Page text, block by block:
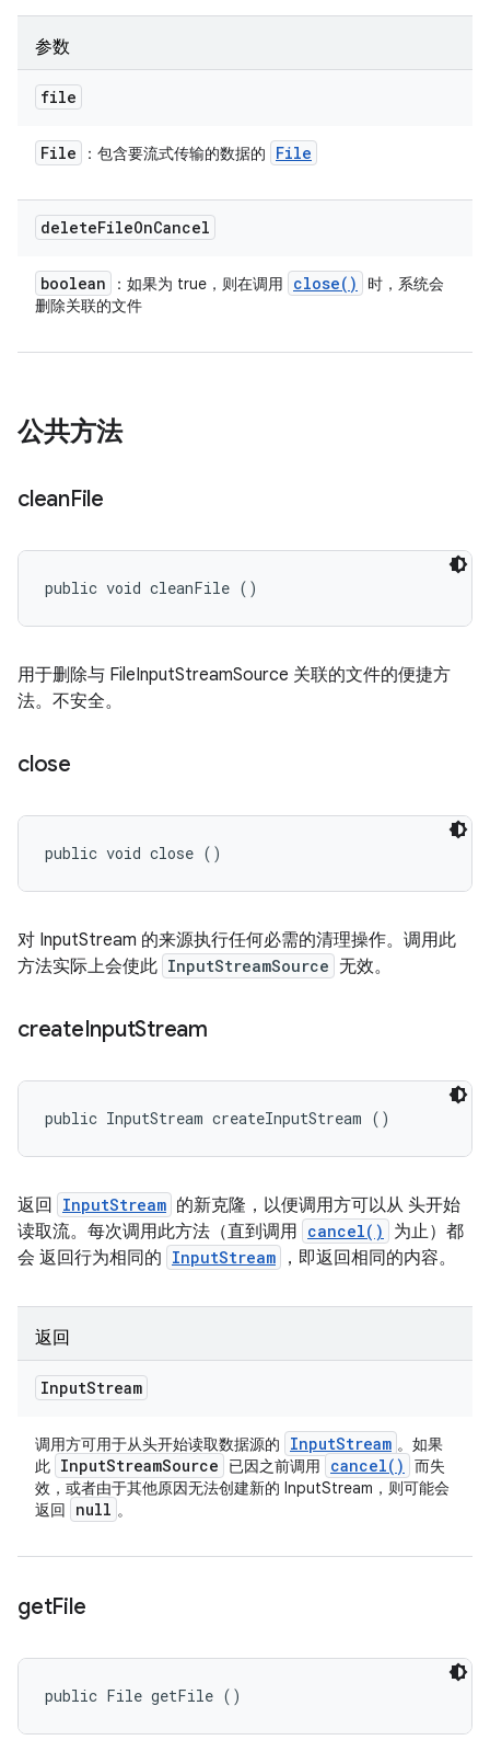
参数
file
File ：包含要流式传输的数据的 File
deleteFileOnCancel
boolean ：如果为 true，则在调用 close( )
时，系统会
删除关联的文件
公共方法
cleanFile
public void cleanFile ()
用于删除与 FileInputStreamSource 关联的文件的便捷方
法。不安全。
close
public void close ()
对 InputStream 的来源执行任何必需的清理操作。调用此
方法实际上会使此 InputStreamSource 无效。
createInputStream
public InputStream createInputStream ()
返回 InputStream 的新克隆，以便调用方可以从 头开始
读取流。每次调用此方法（直到调用 cancel()
为止）都
会 返回行为相同的 InputStream ，即返回相同的内容。
返回
InputStream
调用方可用于从头开始读取数据源的 InputStream 。如果
此 InputStreamSource 已因之前调用 cancel( )
而失
效，或者由于其他原因无法创建新的 InputStream，则可能会
返回
null 。
getFile
public File getFile ()